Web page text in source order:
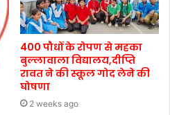
400 पौधों के रोपण से महका
बुल्लावाला विद्यालय,दीप्ति
रावत ने की स्कूल गोद लेने की
घोषणा
2 weeks ago